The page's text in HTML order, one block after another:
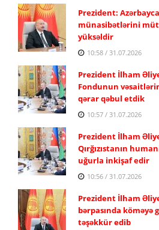
Prezident:
münasibətlərini
yüksəldir
10:58 / 31.07.2026
Prezident İlham
Fondunun
qərar qəbul etdik
10:57 / 31.07.2026
Prezident İlham
Qırğızıstanın
uğurla inkişaf edir
10:56 / 31.07.2026
Prezident İlham
bərpasında köməyə
təşəkkür edib